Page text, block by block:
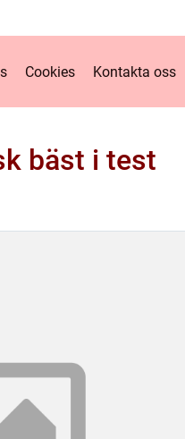
Cookies Kontakta oss
bäst i test